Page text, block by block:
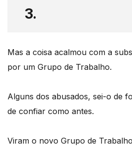
3.
Mas a coisa acalmou com a
por um Grupo de Trabalho.
Alguns dos abusados, sei-o de
de confiar como antes.
Viram o novo Grupo de